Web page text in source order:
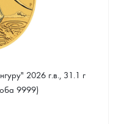
2026 г.в., 31.1 г
9999)